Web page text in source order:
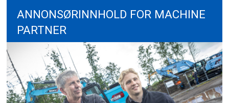
ANNONSØRINNHOLD FOR MACHINE
PARTNER